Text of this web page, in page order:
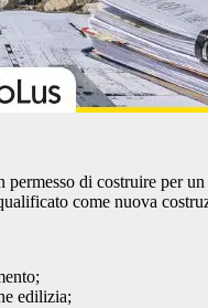
permesso di costruire per
come nuova
edilizia;